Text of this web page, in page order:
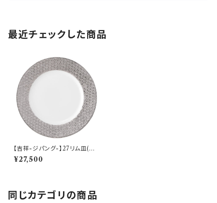
最近チェックした商品
【吉祥-ジパング-】27リム皿(プ
ラチナ)【YMK170】YMK172-3
19
¥27,500
同じカテゴリの商品